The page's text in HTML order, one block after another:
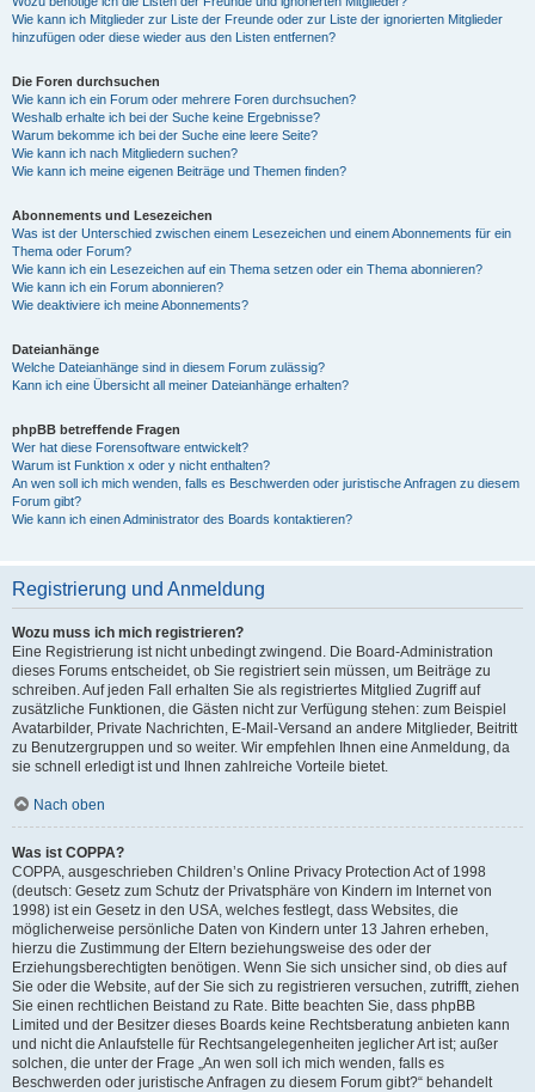
Wie kann ich Mitglieder zur Liste der Freunde oder zur Liste der ignorierten Mitglieder
hinzufügen oder diese wieder aus den Listen entfernen?
Die Foren durchsuchen
Wie kann ich ein Forum oder mehrere Foren durchsuchen?
Weshalb erhalte ich bei der Suche keine Ergebnisse?
Warum bekomme ich bei der Suche eine leere Seite?
Wie kann ich nach Mitgliedern suchen?
Wie kann ich meine eigenen Beiträge und Themen finden?
Abonnements und Lesezeichen
Was ist der Unterschied zwischen einem Lesezeichen und einem Abonnements für ein
Thema oder Forum?
Wie kann ich ein Lesezeichen auf ein Thema setzen oder ein Thema abonnieren?
Wie kann ich ein Forum abonnieren?
Wie deaktiviere ich meine Abonnements?
Dateianhänge
Welche Dateianhänge sind in diesem Forum zulässig?
Kann ich eine Übersicht all meiner Dateianhänge erhalten?
phpBB betreffende Fragen
Wer hat diese Forensoftware entwickelt?
Warum ist Funktion x oder y nicht enthalten?
An wen soll ich mich wenden, falls es Beschwerden oder juristische Anfragen zu diesem
Forum gibt?
Wie kann ich einen Administrator des Boards kontaktieren?
Registrierung und Anmeldung
Wozu muss ich mich registrieren?
Eine Registrierung ist nicht unbedingt zwingend. Die Board-Administration
dieses Forums entscheidet, ob Sie registriert sein müssen, um Beiträge zu
schreiben. Auf jeden Fall erhalten Sie als registriertes Mitglied Zugriff auf
zusätzliche Funktionen, die Gästen nicht zur Verfügung stehen: zum Beispiel
Avatarbilder, Private Nachrichten, E-Mail-Versand an andere Mitglieder, Beitritt
zu Benutzergruppen und so weiter. Wir empfehlen Ihnen eine Anmeldung, da
sie schnell erledigt ist und Ihnen zahlreiche Vorteile bietet.
Nach oben
Was ist COPPA?
COPPA, ausgeschrieben Children’s Online Privacy Protection Act of 1998
(deutsch: Gesetz zum Schutz der Privatsphäre von Kindern im Internet von
1998) ist ein Gesetz in den USA, welches festlegt, dass Websites, die
möglicherweise persönliche Daten von Kindern unter 13 Jahren erheben,
hierzu die Zustimmung der Eltern beziehungsweise des oder der
Erziehungsberechtigten benötigen. Wenn Sie sich unsicher sind, ob dies auf
Sie oder die Website, auf der Sie sich zu registrieren versuchen, zutrifft, ziehen
Sie einen rechtlichen Beistand zu Rate. Bitte beachten Sie, dass phpBB
Limited und der Besitzer dieses Boards keine Rechtsberatung anbieten kann
und nicht die Anlaufstelle für Rechtsangelegenheiten jeglicher Art ist; außer
solchen, die unter der Frage „An wen soll ich mich wenden, falls es
Beschwerden oder juristische Anfragen zu diesem Forum gibt?“ behandelt